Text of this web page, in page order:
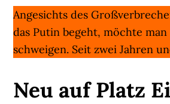
Angesichts des
das Putin begeht, möchte
schweigen. Seit zwei Jahren
Neu auf Platz